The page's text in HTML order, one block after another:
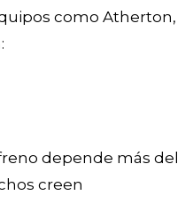
como Atherton,
depende más del
creen